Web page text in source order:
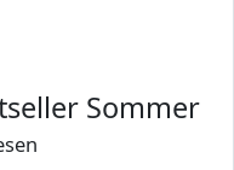
Sommer